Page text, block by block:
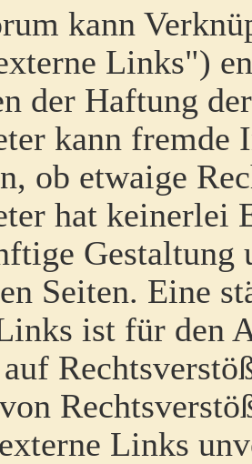
kann
Links")
der Haftung
kann fremde
ob etwaige
hat keinerlei
Gestaltung
Seiten. Eine
ist für den
Links